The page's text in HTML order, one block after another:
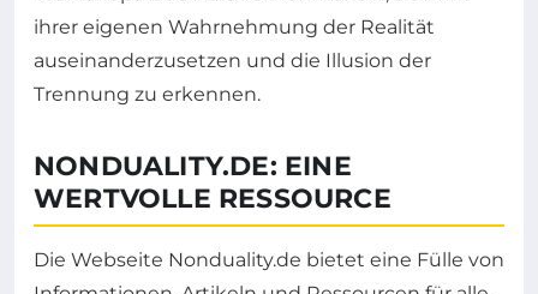
ihrer eigenen Wahrnehmung der Realität
auseinanderzusetzen und die Illusion der
Trennung zu erkennen.
NONDUALITY.DE: EINE
WERTVOLLE RESSOURCE
Die Webseite Nonduality.de bietet eine Fülle von